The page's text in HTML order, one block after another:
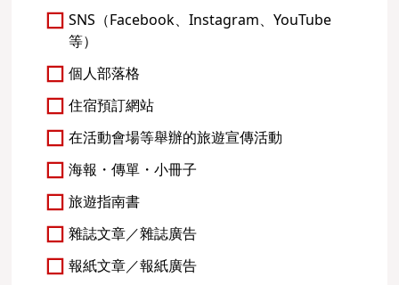
SNS（Facebook、Instagram、YouTube
等）
個人部落格
住宿預訂網站
在活動會場等舉辦的旅遊宣傳活動
海報・傳單・小冊子
旅遊指南書
雜誌文章／雜誌廣告
報紙文章／報紙廣告